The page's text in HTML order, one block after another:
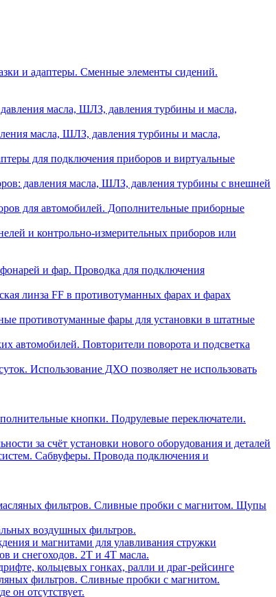
и адаптеры. Сменные элементы сидений.
масла, ШЛЗ, давления турбины и масла,
масла, ШЛЗ, давления турбины и масла,
для подключения приборов и виртуальные
давления масла, ШЛЗ, давления турбины с внешней
для автомобилей. Дополнительные приборные
и контрольно-измерительных приборов или
и фар. Проводка для подключения
линза FF в противотуманных фарах и фарах
противотуманные фары для установки в штатные
автомобилей. Повторители поворота и подсветка
Использование ДХО позволяет не использовать
кнопки. Подрулевые переключатели.
за счёт установки нового оборудования и деталей
Сабвуферы. Провода подключения и
фильтров. Сливные пробки с магнитом. Щупы
воздушных фильтров.
и магнитами для улавливания стружки
и снегоходов. 2T и 4T масла.
кольцевых гонках, ралли и драг-рейсинге
фильтров. Сливные пробки с магнитом.
он отсутствует.